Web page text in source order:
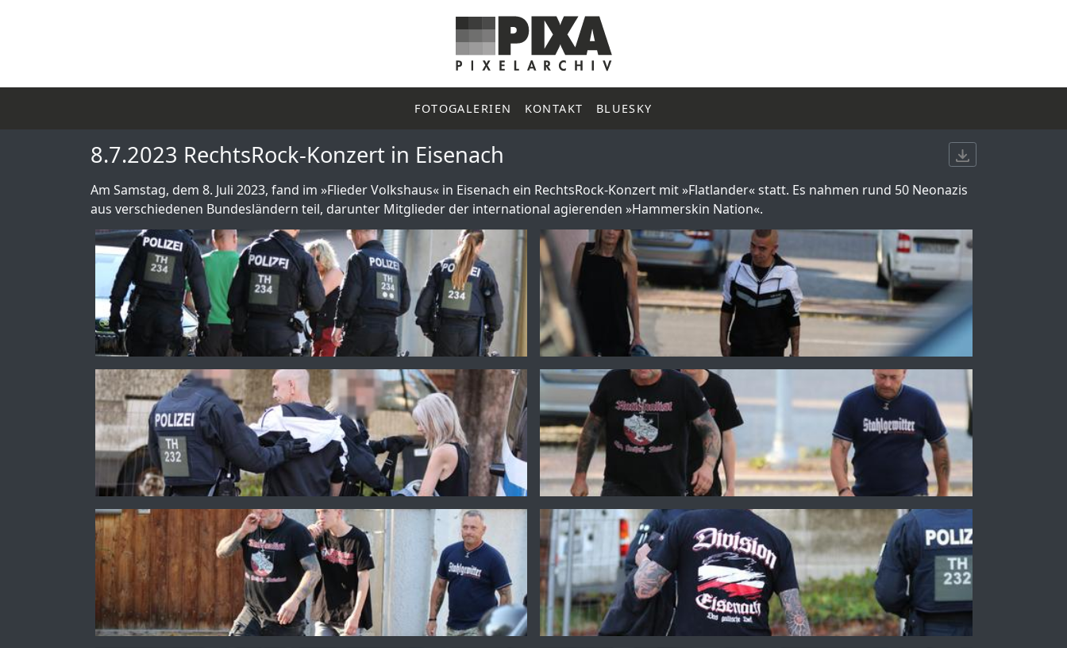
FOTOGALERIEN KONTAKT BLUESKY
8.7.2023 RechtsRock-Konzert in Eisenach
Am Samstag, dem 8. Juli 2023, fand im »Flieder Volkshaus« in Eisenach ein RechtsRock-Konzert mit »Flatlander« statt. Es nahmen rund 50 Neonazis
aus verschiedenen Bundesländern teil, darunter Mitglieder der international agierenden »Hammerskin Nation«.